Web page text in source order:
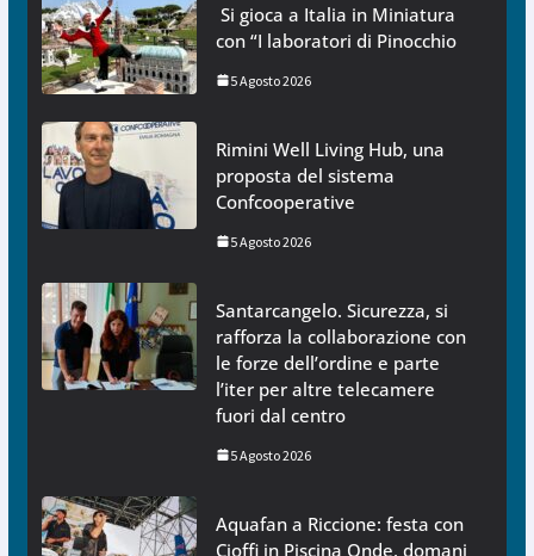
Si gioca a Italia in Miniatura
con “I laboratori di Pinocchio
5 Agosto 2026
Rimini Well Living Hub, una
proposta del sistema
Confcooperative
5 Agosto 2026
Santarcangelo. Sicurezza, si
rafforza la collaborazione con
le forze dell’ordine e parte
l’iter per altre telecamere
fuori dal centro
5 Agosto 2026
Aquafan a Riccione: festa con
Cioffi in Piscina Onde, domani